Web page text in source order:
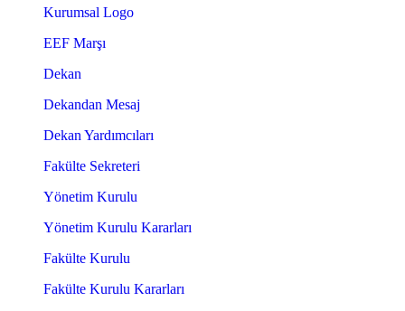
Kurumsal Logo
EEF Marşı
Dekan
Dekandan Mesaj
Dekan Yardımcıları
Fakülte Sekreteri
Yönetim Kurulu
Yönetim Kurulu Kararları
Fakülte Kurulu
Fakülte Kurulu Kararları